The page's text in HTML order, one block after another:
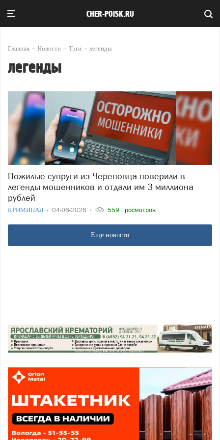
CHER-POISK.RU
Главная Новости Тэги легенды
легенды
Пожилые супруги из Череповца поверили в
легенды мошенников и отдали им 3 миллиона
рублей
КРИМИНАЛ 04-06-2026 559 просмотров
Еще новости